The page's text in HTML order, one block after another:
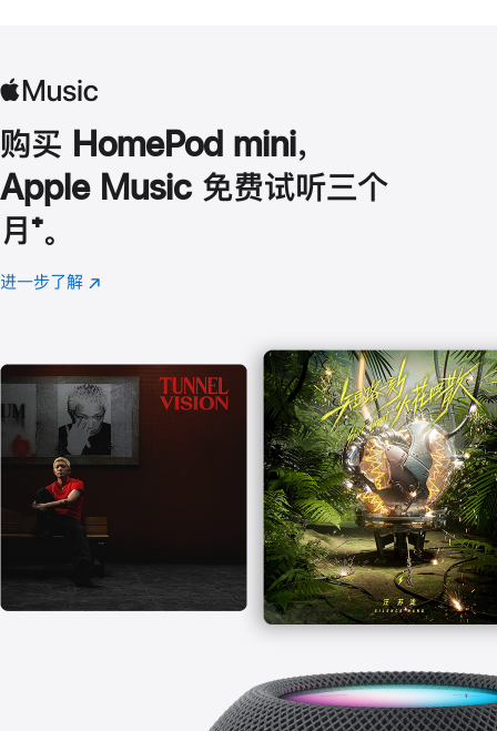
购买 HomePod mini，
Apple Music 免费试听三个
月 脚
注
⁺。
进一步了解 Apple
(在
口
中
打
开)